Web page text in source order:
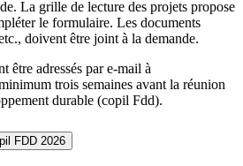
La grille de lecture des projets propose
le formulaire. Les documents
doivent être joint à la demande.
être adressés par e-mail à
trois semaines avant la réunion
durable (copil Fdd).
FDD 2026